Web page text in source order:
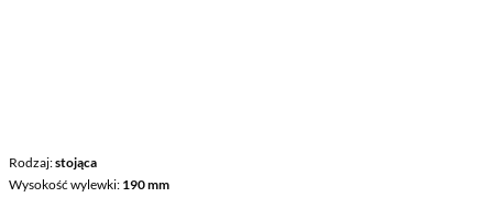
Rodzaj stojąca
Wysokość wylewki 190 mm